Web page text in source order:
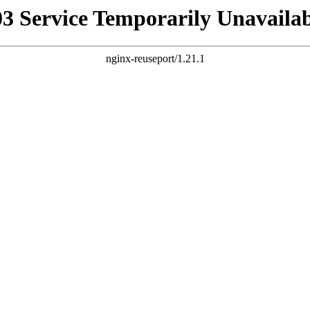
Service Temporarily
nginx-reuseport/1.21.1